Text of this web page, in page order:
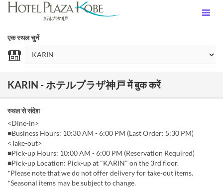
एक स्थल चुनें
KARIN - ホテルプラザ神戸 में बुक करें
स्थल से संदेश
<Dine-in>
■Business Hours: 10:30 AM - 6:00 PM (Last Order: 5:30 PM)
<Take-out>
■Pick-up Hours: 10:00 AM - 6:00 PM (Reservation Required)
■Pick-up Location: Pick-up at "KARIN" on the 3rd floor.
*Please note that we do not offer delivery for take-out items.
*Seasonal items may be subject to change.